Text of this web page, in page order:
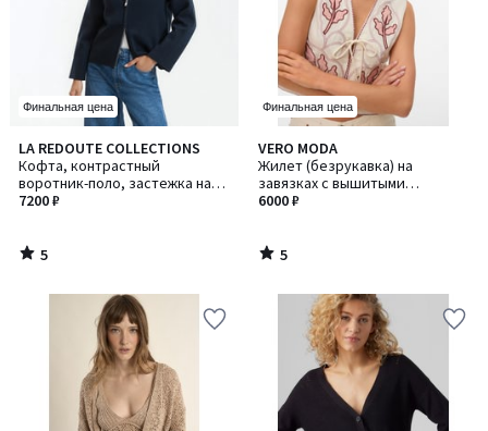
Финальная цена
LA REDOUTE COLLECTIONS
Кофта, контрастный
воротник-поло, застежка на
молнию
7200 ₽
5
/
5
5
/
Финальная цена
VERO MODA
Жилет (безрукавка) на
завязках с вышитыми
рисунками
6000 ₽
5
/
5
5
/